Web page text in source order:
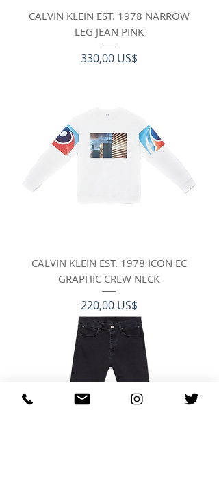
CALVIN KLEIN EST. 1978 NARROW
LEG JEAN PINK
Pris
330,00 US$
CALVIN KLEIN EST. 1978 ICON EC
GRAPHIC CREW NECK
Pris
220,00 US$